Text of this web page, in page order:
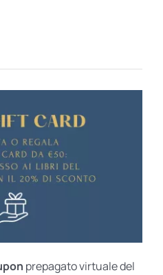
prepagato virtuale del